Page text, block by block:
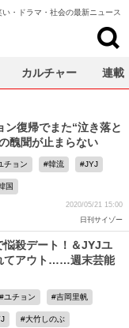
・ドラマ・社会の最新ニュース
復帰でまた“泣き落と
醜聞が止まらない
チョン 韓流 JYJ
国
2020/05/21 15:00
日刊サイゾー
悩殺デート！＆JYJユ
てアウト……週末芸能
ユチョン 吉岡里帆
大竹しのぶ
カルチャー 連載